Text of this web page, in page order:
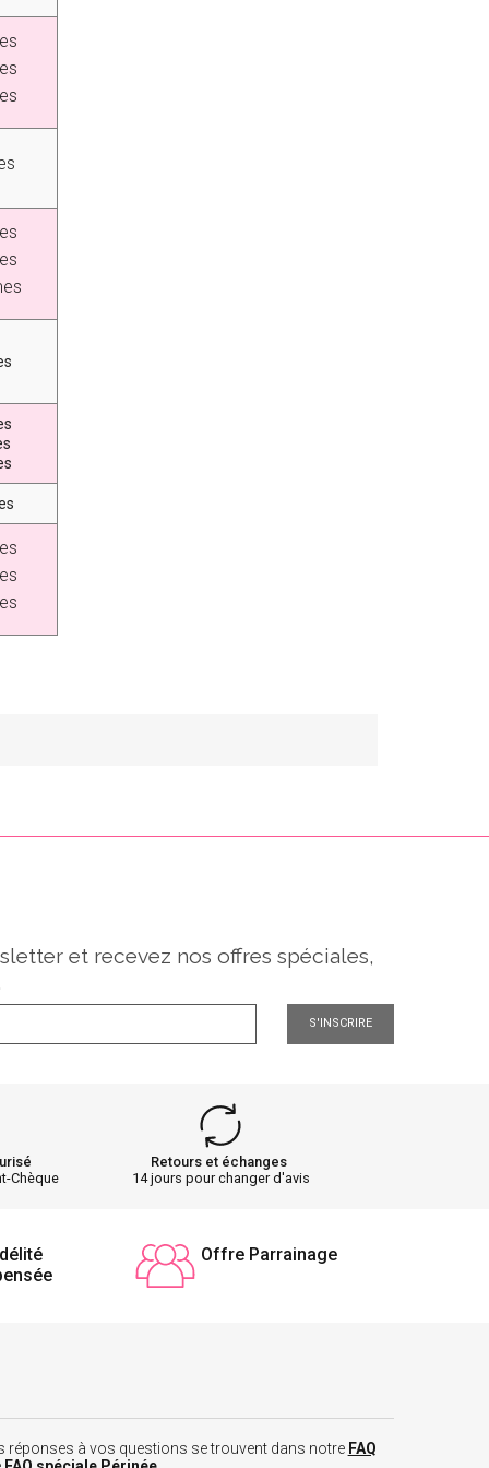
et recevez nos offres spéciales,
S'INSCRIRE
Chèque
Retours et échanges
14 jours pour changer d'avis
Offre Parrainage
réponses à vos questions se trouvent dans notre FAQ